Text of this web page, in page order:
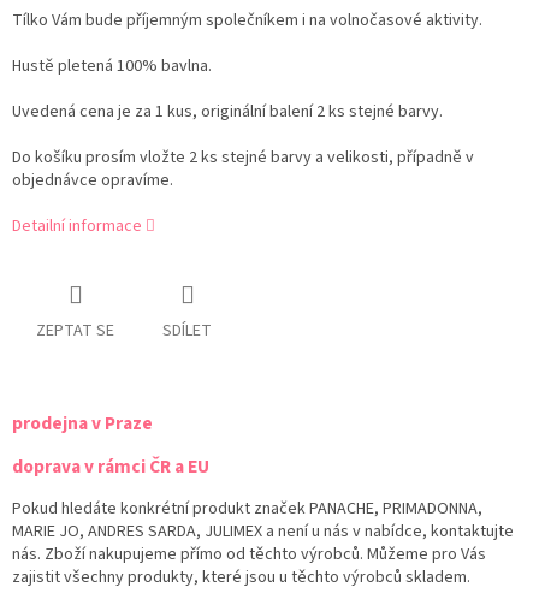
Tílko Vám bude příjemným společníkem i na volnočasové aktivity.
Hustě pletená 100% bavlna.
Uvedená cena je za 1 kus, originální balení 2 ks stejné barvy.
Do košíku prosím vložte 2 ks stejné barvy a velikosti, případně v
objednávce opravíme.
Detailní informace
ZEPTAT SE SDÍLET
prodejna v Praze
doprava v rámci ČR a EU
Pokud hledáte konkrétní produkt značek PANACHE, PRIMADONNA,
MARIE JO, ANDRES SARDA, JULIMEX a není u nás v nabídce, kontaktujte
nás. Zboží nakupujeme přímo od těchto výrobců. Můžeme pro Vás
zajistit všechny produkty, které jsou u těchto výrobců skladem.